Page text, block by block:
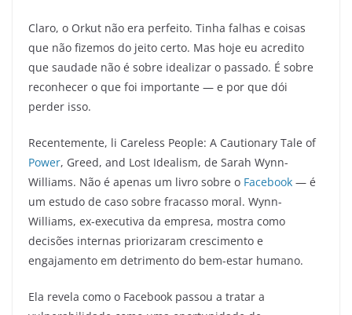
Claro, o Orkut não era perfeito. Tinha falhas e coisas
que não fizemos do jeito certo. Mas hoje eu acredito
que saudade não é sobre idealizar o passado. É sobre
reconhecer o que foi importante — e por que dói
perder isso.
Recentemente, li Careless People: A Cautionary Tale of
Power, Greed, and Lost Idealism, de Sarah Wynn-
Williams. Não é apenas um livro sobre o Facebook — é
um estudo de caso sobre fracasso moral. Wynn-
Williams, ex-executiva da empresa, mostra como
decisões internas priorizaram crescimento e
engajamento em detrimento do bem-estar humano.
Ela revela como o Facebook passou a tratar a